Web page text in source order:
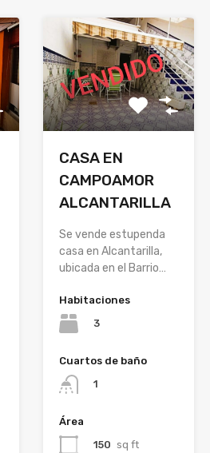
CASA EN
CAMPOAMOR
ALCANTARILLA
Se vende estupenda
casa en Alcantarilla,
ubicada en el Barrio…
Habitaciones
3
Cuartos de baño
1
Área
150 sq ft